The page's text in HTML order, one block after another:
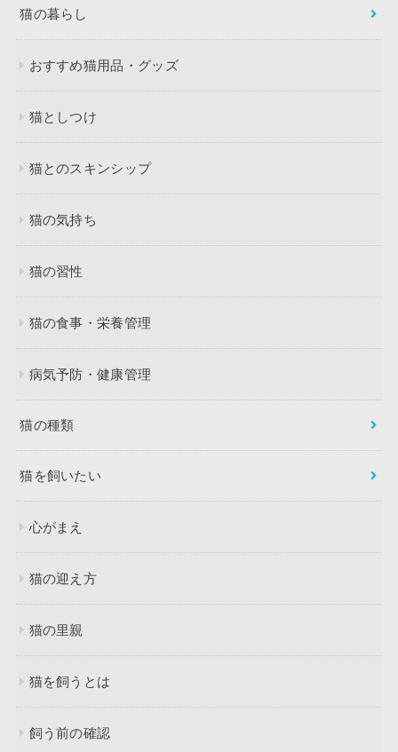
猫の暮らし
おすすめ猫用品・グッズ
猫としつけ
猫とのスキンシップ
猫の気持ち
猫の習性
猫の食事・栄養管理
病気予防・健康管理
猫の種類
猫を飼いたい
心がまえ
猫の迎え方
猫の里親
猫を飼うとは
飼う前の確認